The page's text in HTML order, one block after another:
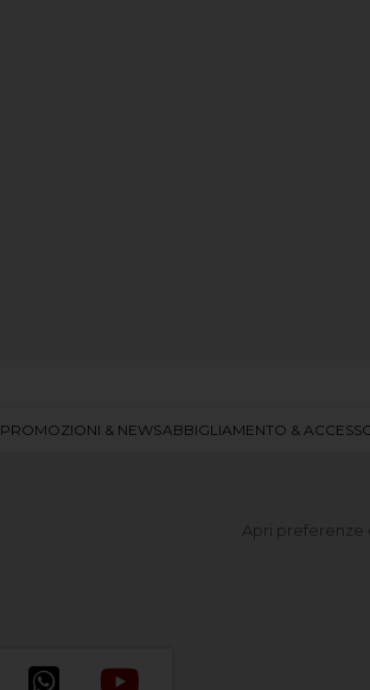
PROMOZIONI & NEWSABBIGLIAMENTO &
Apri preferenze